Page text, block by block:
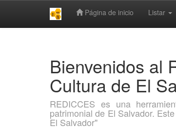
Página de inicio Listar
Bienvenidos al
Cultura de El
REDICCES es una
patrimonial de El Salvador.
El Salvador"